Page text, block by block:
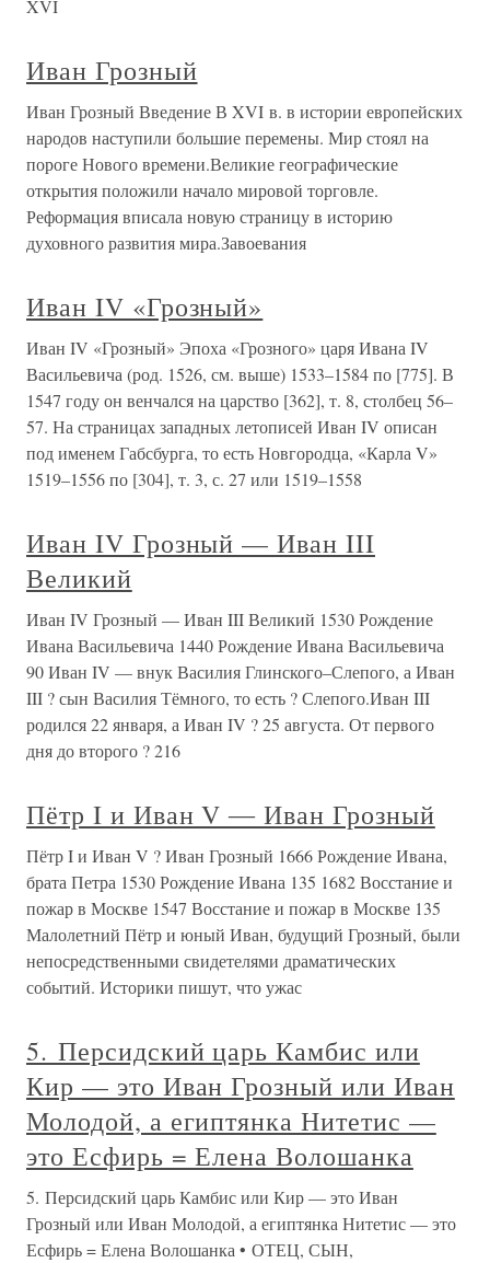
XVI
Иван Грозный
Иван Грозный Введение В XVI в. в истории европейских
народов наступили большие перемены. Мир стоял на
пороге Нового времени.Великие географические
открытия положили начало мировой торговле.
Реформация вписала новую страницу в историю
духовного развития мира.Завоевания
Иван IV «Грозный»
Иван IV «Грозный» Эпоха «Грозного» царя Ивана IV
Васильевича (род. 1526, см. выше) 1533–1584 по [775]. В
1547 году он венчался на царство [362], т. 8, столбец 56–
57. На страницах западных летописей Иван IV описан
под именем Габсбурга, то есть Новгородца, «Карла V»
1519–1556 по [304], т. 3, с. 27 или 1519–1558
Иван IV Грозный — Иван III
Великий
Иван IV Грозный — Иван III Великий 1530 Рождение
Ивана Васильевича 1440 Рождение Ивана Васильевича
90 Иван IV — внук Василия Глинского–Слепого, а Иван
III ? сын Василия Тёмного, то есть ? Слепого.Иван III
родился 22 января, а Иван IV ? 25 августа. От первого
дня до второго ? 216
Пётр I и Иван V ― Иван Грозный
Пётр I и Иван V ? Иван Грозный 1666 Рождение Ивана,
брата Петра 1530 Рождение Ивана 135 1682 Восстание и
пожар в Москве 1547 Восстание и пожар в Москве 135
Малолетний Пётр и юный Иван, будущий Грозный, были
непосредственными свидетелями драматических
событий. Историки пишут, что ужас
5. Персидский царь Камбис или
Кир — это Иван Грозный или Иван
Молодой, а египтянка Нитетис —
это Есфирь = Елена Волошанка
5. Персидский царь Камбис или Кир — это Иван
Грозный или Иван Молодой, а египтянка Нитетис — это
Есфирь = Елена Волошанка • ОТЕЦ, СЫН,